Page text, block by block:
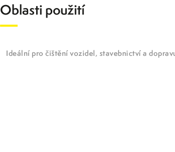
Oblasti použití
Ideální pro čištění vozidel, stavebnictví a